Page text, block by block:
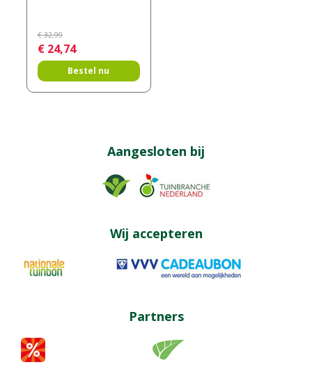
€ 32,99
€ 24,74
Bestel nu
Aangesloten bij
Wij accepteren
Partners